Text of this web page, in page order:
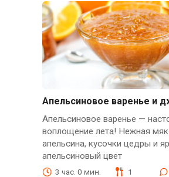
Апельсиновое варенье и
Апельсиновое варенье —
воплощение лета! Нежная
апельсина, кусочки цедры и
апельсиновый цвет
3 час. 0 мин. 1